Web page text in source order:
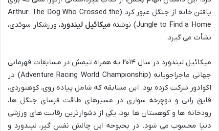
یافتن خانه از جنگل عبور کرد (Arthur: The Dog Who Crossed the
Jungle to Find a Home) نوشته
میکائیل لیندورد، ورزشکار سوئدی،
نشأت می گیرد.
میکائیل لیندورد در سال ۲۰۱۴ به همراه تیمش در مسابقات قهرمانی
جهانی ماجراجویانه (Adventure Racing World Championship) در
اکوادور شرکت کرده بود. این مسابقه که شامل پیاده روی، کوهنوردی،
قایق رانی و دوچرخه سواری در مسیرهای طاقت فرسای جنگل ها،
رودخانه ها و کوهستان ها بود، یکی از دشوارترین رقابت های ورزشی
دنیا محسوب می شود. در بحبوحه این چالش نفس گیر، لیندورد و